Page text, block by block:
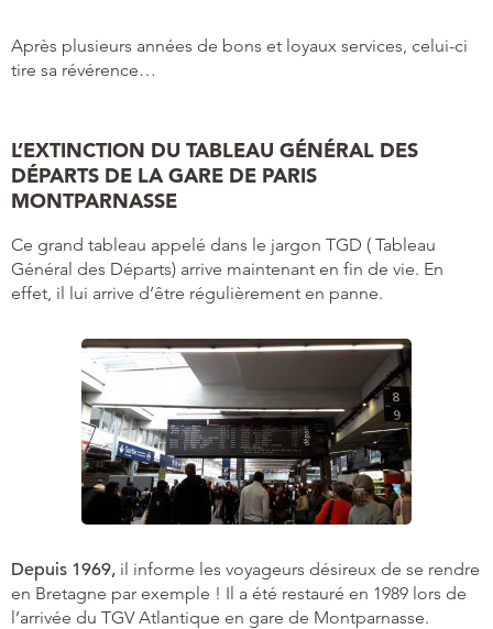
Après plusieurs années de bons et loyaux services, celui-ci
tire sa révérence…
L’EXTINCTION DU TABLEAU GÉNÉRAL DES
DÉPARTS DE LA GARE DE PARIS
MONTPARNASSE
Ce grand tableau appelé dans le jargon TGD ( Tableau
Général des Départs) arrive maintenant en fin de vie. En
effet, il lui arrive d’être régulièrement en panne.
Depuis 1969, il informe les voyageurs désireux de se rendre
en Bretagne par exemple ! Il a été restauré en 1989 lors de
l’arrivée du TGV Atlantique en gare de Montparnasse.